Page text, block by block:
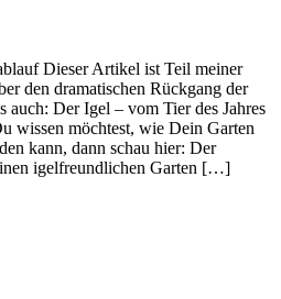
Dieser Artikel ist Teil meiner
den dramatischen Rückgang der
auch: Der Igel – vom Tier des Jahres
wissen möchtest, wie Dein Garten
kann, dann schau hier: Der
igelfreundlichen Garten […]